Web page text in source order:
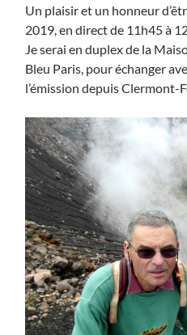
Un plaisir et un honneur
2019, en direct de 11h45 à
Je serai en duplex de la
Bleu Paris, pour échanger
l’émission depuis Clermont-